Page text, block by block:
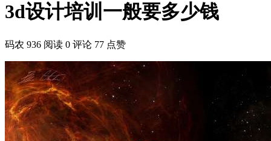
3d设计培训一般要多少钱
码农 936 阅读 0 评论 77 点赞